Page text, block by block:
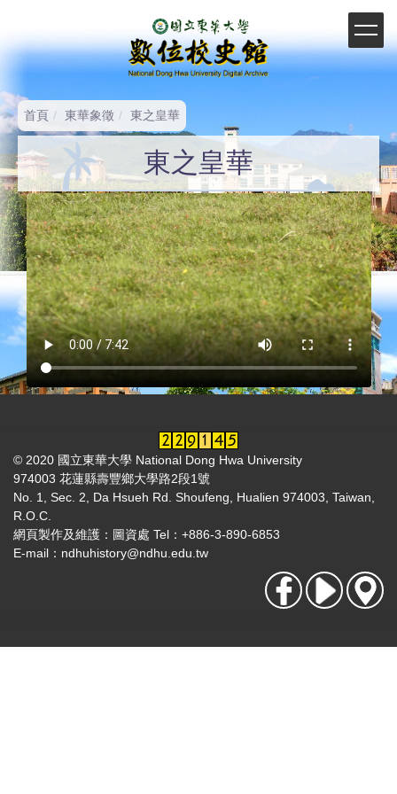
主
容
區
首頁 東華象徵 東之皇華
東之皇華
© 2020 國立東華大學 National Dong Hwa University
974003 花蓮縣壽豐鄉大學路2段1號
No. 1, Sec. 2, Da Hsueh Rd. Shoufeng, Hualien 974003, Taiwan,
R.O.C.
網頁製作及維護：圖資處 Tel：+886-3-890-6853
E-mail： ndhuhistory@ndhu.edu.tw